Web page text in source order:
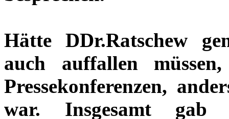
Hätte DDr.Ratschew
auch auffallen
Pressekonferenzen,
war. Insgesamt